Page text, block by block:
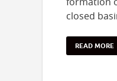
closed
READ MORE